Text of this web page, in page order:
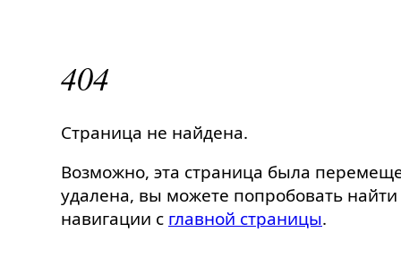
404
Страница не найдена.
Возможно, эта страница была
удалена, вы можете попробовать
навигации с главной страницы.